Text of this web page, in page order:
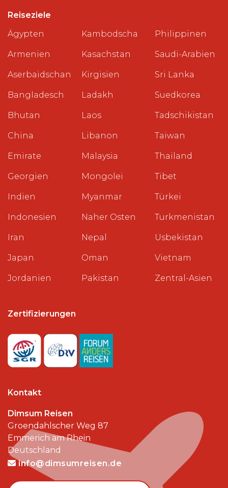
Reiseziele
Ägypten
Armenien
Aserbaidschan
Bangladesch
Bhutan
China
Emirate
Georgien
Indien
Indonesien
Iran
Japan
Jordanien
Kambodscha
Kasachstan
Kirgisien
Ladakh
Laos
Libanon
Malaysia
Mongolei
Myanmar
Naher Osten
Nepal
Oman
Pakistan
Philippinen
Saudi-Arabien
Sri Lanka
Suedkorea
Tadschikistan
Taiwan
Thailand
Tibet
Türkei
Turkmenistan
Usbekistan
Vietnam
Zentral-Asien
Zertifizierungen
Kontakt
Dimsum Reisen
Groendahlscher Weg 87
Emmerich am Rhein
Deutschland
info@dimsumreisen.de